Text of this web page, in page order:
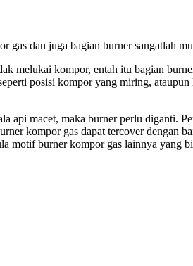
dan juga bagian burner sangatlah
melukai kompor, entah itu bagian
posisi kompor yang miring, ataupun
api macet, maka burner perlu diganti.
kompor gas dapat tercover
motif burner kompor gas lainnya yang